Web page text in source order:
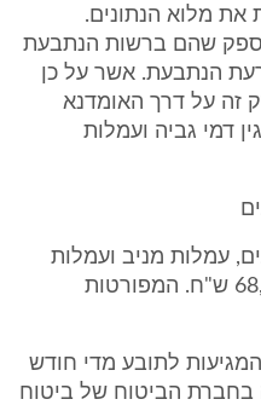
מלוא הנתונים.
ספק שהם ברשות הנתבעת
הנתבעת. אשר על כן
זה על דרך האומדנא
דמי גביה ועמלות
עמלות מניב ועמלות
סופר בצירוף מע"מ בסך 68,148 ש"ח. המפורטות
לתובע מדי חודש
בחברת הביטוח של ביטוח